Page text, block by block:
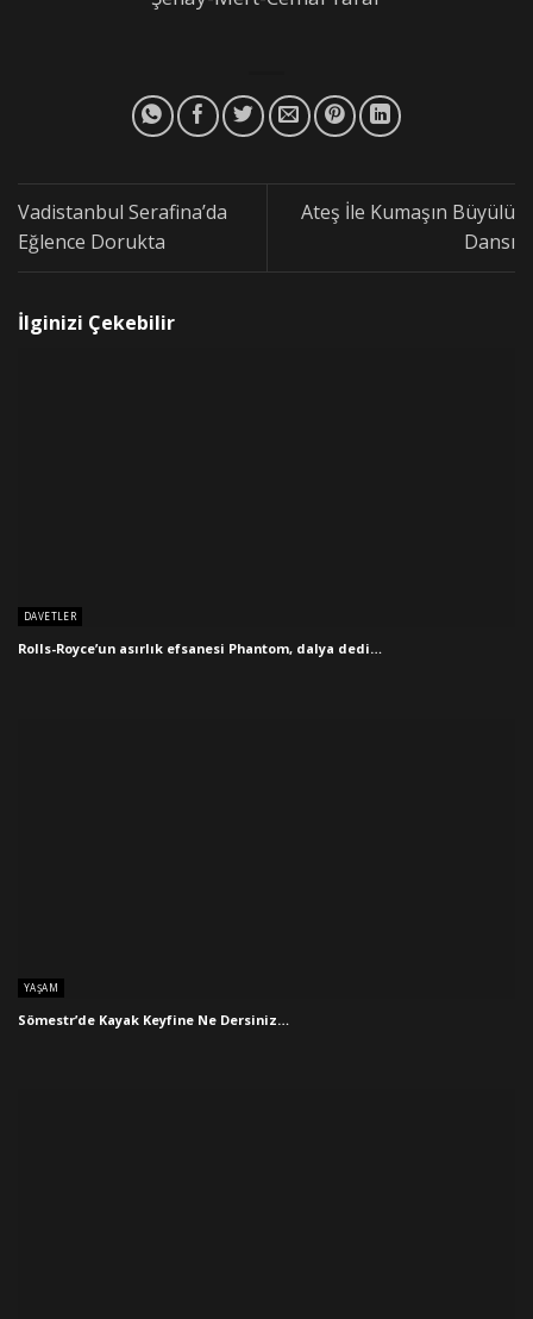
Vadistanbul Serafina’da
Eğlence Dorukta
Ateş İle Kumaşın Büyülü
Dansı
İlginizi Çekebilir
DAVETLER
Rolls-Royce’un asırlık efsanesi Phantom, dalya dedi…
YAŞAM
Sömestr’de Kayak Keyfine Ne Dersiniz…